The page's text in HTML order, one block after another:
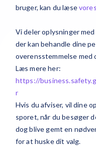
bruger, kan du læse
Vi deler oplysninger
der kan behandle dine
overensstemmelse med
Læs mere her:
https://
r
Hvis du afviser, vil dine
sporet, når du besøger
dog blive gemt en
for at huske dit valg.
Alle AI
ERP ESG-
Fakturahåndtering